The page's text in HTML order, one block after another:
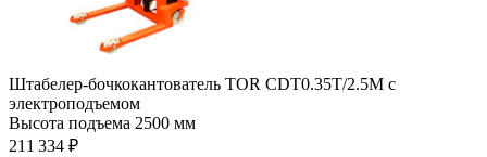
Штабелер-бочкокантователь TOR CDT0.35Т/2.5М с
электроподъемом
Высота подъема 2500 мм
211 334 ₽